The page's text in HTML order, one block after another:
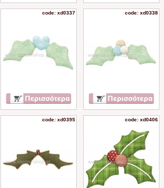
code: xd0337 code: xd0338
code: xd0395 code: xd0406